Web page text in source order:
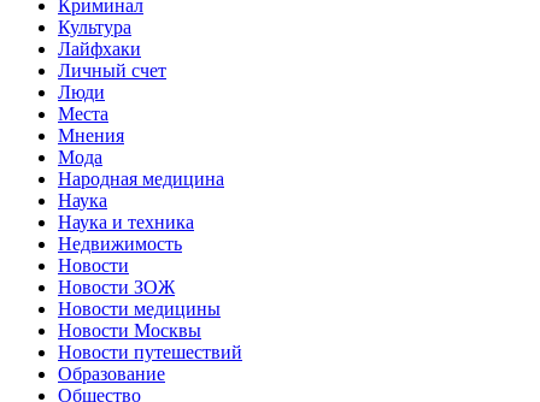
Криминал
Культура
Лайфхаки
Личный счет
Люди
Места
Мнения
Мода
Народная медицина
Наука
Наука и техника
Недвижимость
Новости
Новости ЗОЖ
Новости медицины
Новости Москвы
Новости путешествий
Образование
Общество